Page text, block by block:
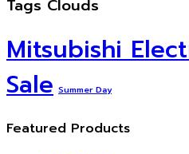
Tags Clouds
Mitsubishi
Sale Summer Day
Featured Products